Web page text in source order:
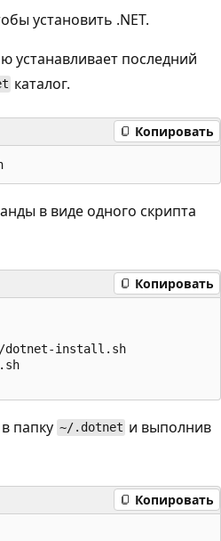
установить .NET.
устанавливает последний
каталог.
Копировать
в виде одного скрипта
Копировать
dotnet-install.sh
папку ~/.dotnet и выполнив
Копировать